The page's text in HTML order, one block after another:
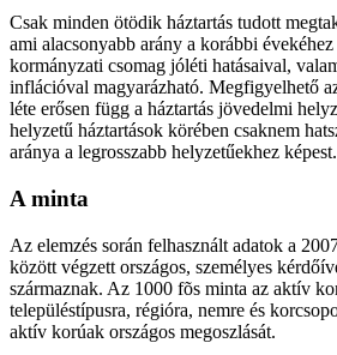
Csak minden ötödik háztartás tudott
ami alacsonyabb arány a korábbi
kormányzati csomag jóléti hatásaival,
inflációval magyarázható. Megfigyelhető
léte erősen függ a háztartás jövedelmi
helyzetű háztartások körében csaknem
aránya a legrosszabb helyzetűekhez képest.
A minta
Az elemzés során felhasznált adatok a
között végzett országos, személyes
származnak. Az 1000 fõs minta az aktív
településtípusra, régióra, nemre és
aktív korúak országos megoszlását.